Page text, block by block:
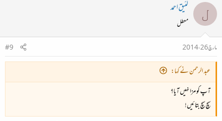
ل لئیق احمد
معطل
مارچ 26، 2014
#9
عبد الرحمن نے کہا:
آپ کو مزا نہیں آیا؟
سچ سچ بتائیں!